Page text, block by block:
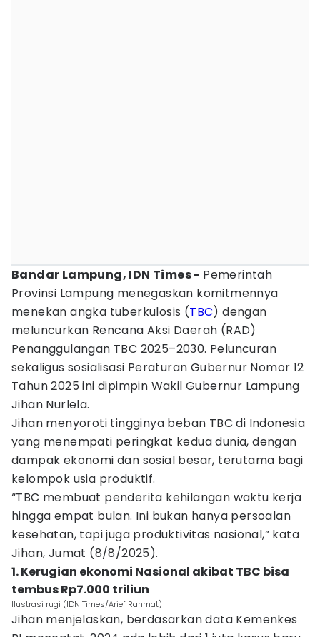
Bandar Lampung, IDN Times - Pemerintah
Provinsi Lampung menegaskan komitmennya
menekan angka tuberkulosis (TBC) dengan
meluncurkan Rencana Aksi Daerah (RAD)
Penanggulangan TBC 2025–2030. Peluncuran
sekaligus sosialisasi Peraturan Gubernur Nomor 12
Tahun 2025 ini dipimpin Wakil Gubernur Lampung
Jihan Nurlela.
Jihan menyoroti tingginya beban TBC di Indonesia
yang menempati peringkat kedua dunia, dengan
dampak ekonomi dan sosial besar, terutama bagi
kelompok usia produktif.
“TBC membuat penderita kehilangan waktu kerja
hingga empat bulan. Ini bukan hanya persoalan
kesehatan, tapi juga produktivitas nasional,” kata
Jihan, Jumat (8/8/2025).
1. Kerugian ekonomi Nasional akibat TBC bisa
tembus Rp7.000 triliun
Ilustrasi rugi (IDN Times/Arief Rahmat)
Jihan menjelaskan, berdasarkan data Kemenkes